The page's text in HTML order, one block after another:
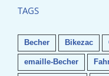
TAGS
Becher Bikezac
emaille-Becher